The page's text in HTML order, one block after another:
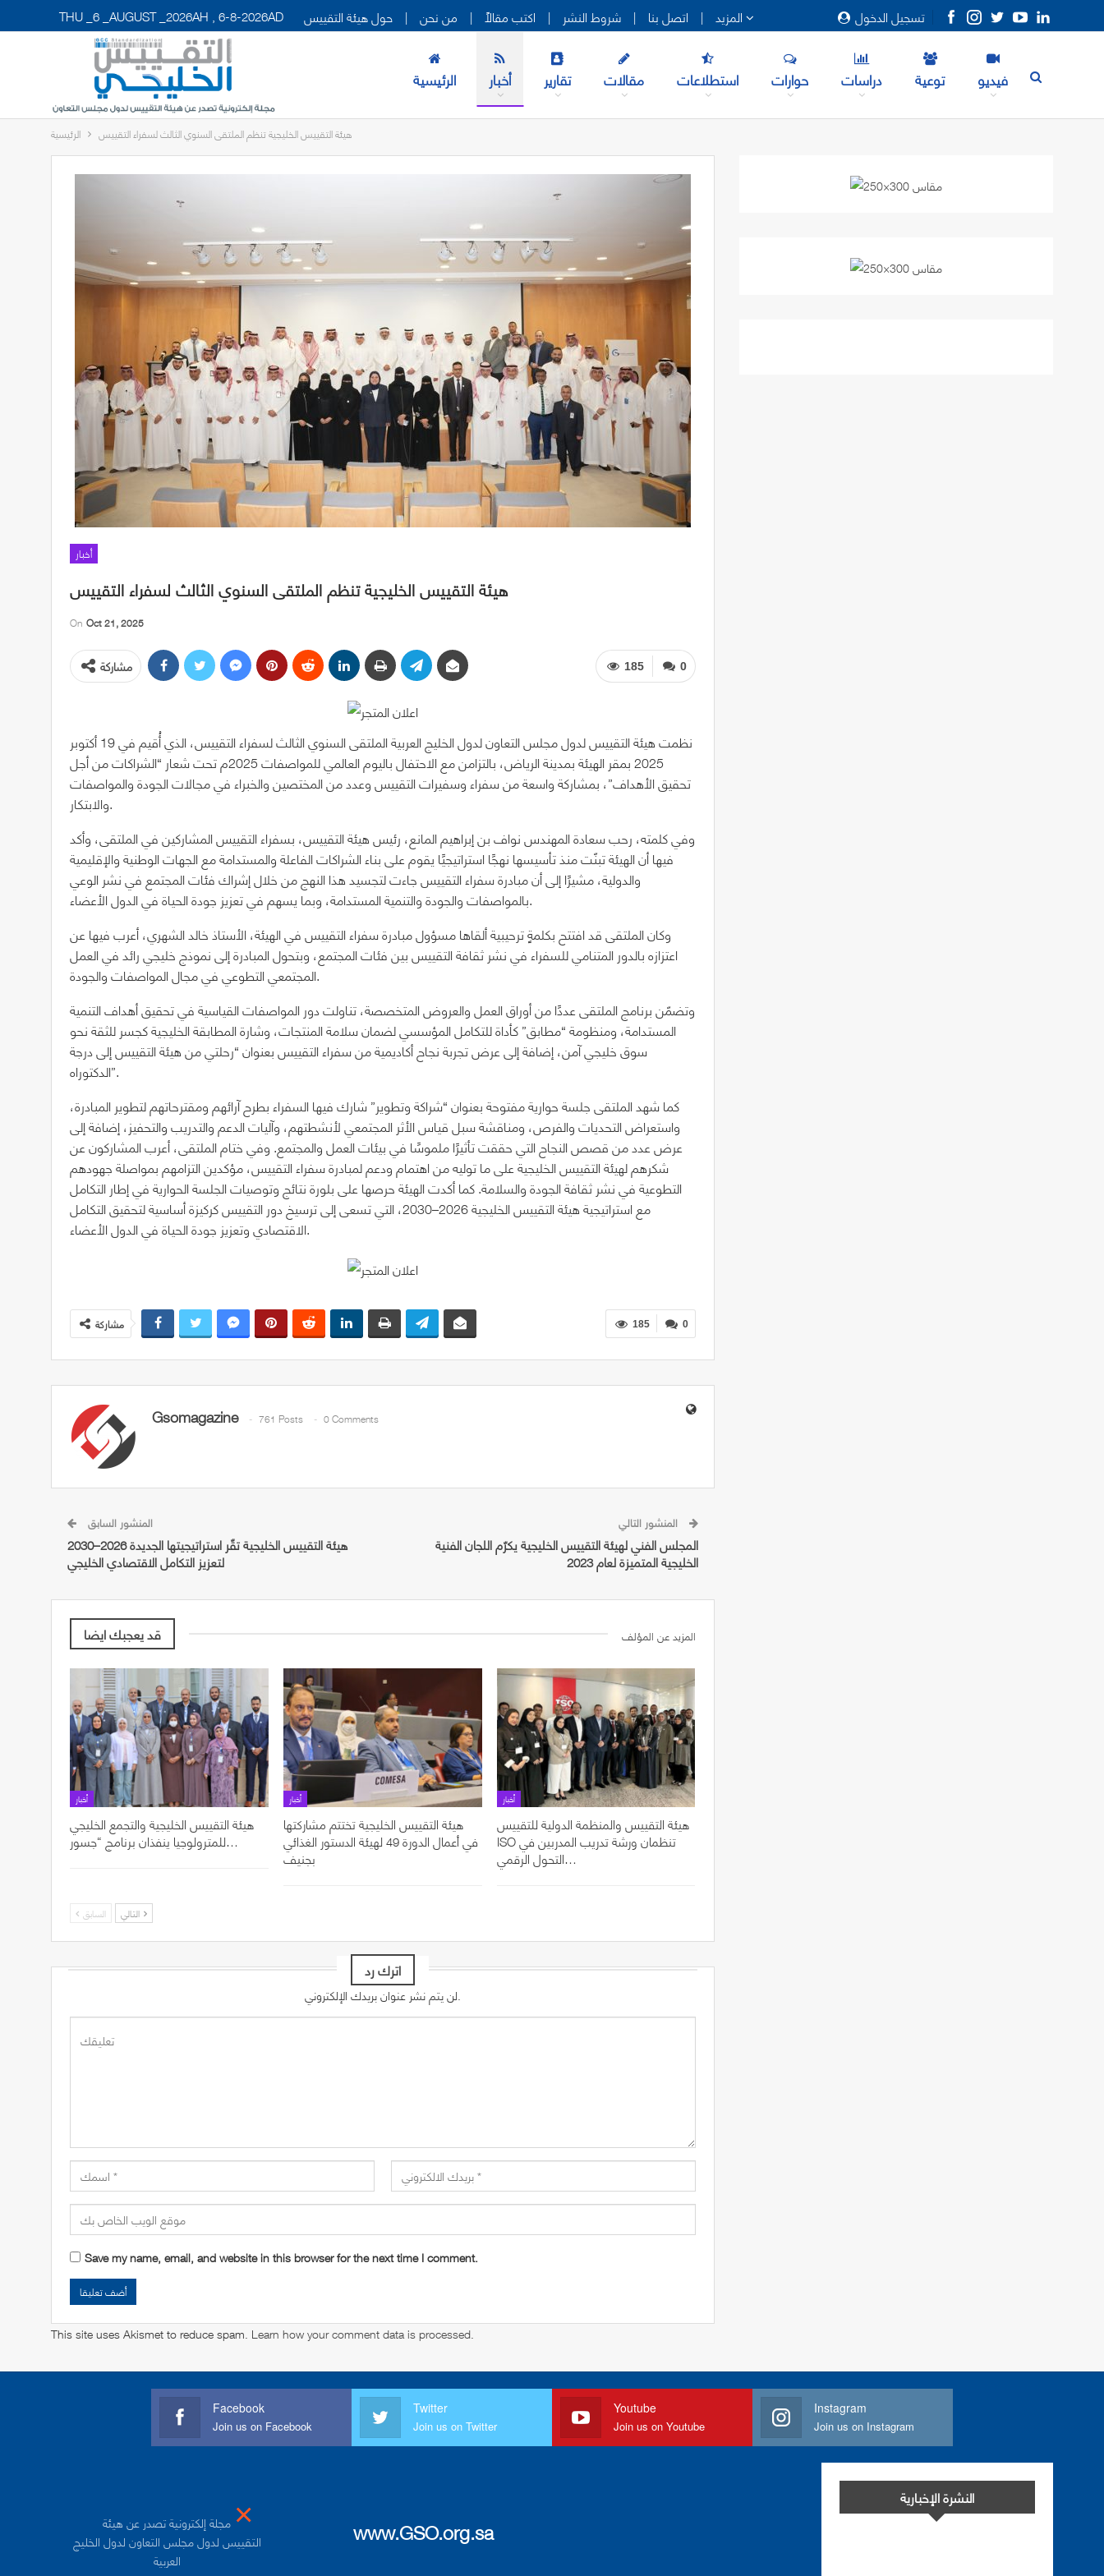
تسجيل الدخول THU _6 _AUGUST _2026AH , 6-8-2026AD حول هيئة التقييس | من نحن | اكتب مقالاً | شروط النشر | اتصل بنا |
الرئيسية أخبار تقارير مقالات استطلاعات حوارات دراسات توعية فيديو
الرئيسية هيئة التقييس الخليجية تنظم الملتقى السنوي الثالث لسفراء التقييس
أخبار
هيئة التقييس الخليجية تنظم الملتقى السنوي الثالث لسفراء التقييس
On Oct 21, 2025
0
185 مشاركة
نظمت هيئة التقييس لدول مجلس التعاون لدول الخليج العربية الملتقى السنوي الثالث لسفراء التقييس، الذي أُقيم في 19 أكتوبر
2025 بمقر الهيئة بمدينة الرياض، بالتزامن مع الاحتفال باليوم العالمي للمواصفات 2025م تحت شعار “الشراكات من أجل
تحقيق الأهداف”، بمشاركة واسعة من سفراء وسفيرات التقييس وعدد من المختصين والخبراء في مجالات الجودة والمواصفات
والابتكار.
وفي كلمته، رحب سعادة المهندس نواف بن إبراهيم المانع، رئيس هيئة التقييس، بسفراء التقييس المشاركين في الملتقى، وأكد
فيها أن الهيئة تبنّت منذ تأسيسها نهجًا استراتيجيًا يقوم على بناء الشراكات الفاعلة والمستدامة مع الجهات الوطنية والإقليمية
والدولية، مشيرًا إلى أن مبادرة سفراء التقييس جاءت لتجسيد هذا النهج من خلال إشراك فئات المجتمع في نشر الوعي
بالمواصفات والجودة والتنمية المستدامة، وبما يسهم في تعزيز جودة الحياة في الدول الأعضاء.
وكان الملتقى قد افتتح بكلمةٍ ترحيبية ألقاها مسؤول مبادرة سفراء التقييس في الهيئة، الأستاذ خالد الشهري، أعرب فيها عن
اعتزازه بالدور المتنامي للسفراء في نشر ثقافة التقييس بين فئات المجتمع، وبتحول المبادرة إلى نموذج خليجي رائد في العمل
المجتمعي التطوعي في مجال المواصفات والجودة.
وتضمّن برنامج الملتقى عددًا من أوراق العمل والعروض المتخصصة، تناولت دور المواصفات القياسية في تحقيق أهداف التنمية
المستدامة، ومنظومة “مطابق” كأداة للتكامل المؤسسي لضمان سلامة المنتجات، وشارة المطابقة الخليجية كجسر للثقة نحو
سوق خليجي آمن، إضافة إلى عرض تجربة نجاح أكاديمية من سفراء التقييس بعنوان “رحلتي من هيئة التقييس إلى درجة
الدكتوراه”.
كما شهد الملتقى جلسة حوارية مفتوحة بعنوان “شراكة وتطوير” شارك فيها السفراء بطرح آرائهم ومقترحاتهم لتطوير المبادرة،
واستعراض التحديات والفرص، ومناقشة سبل قياس الأثر المجتمعي لأنشطتهم، وآليات الدعم والتدريب والتحفيز، إضافة إلى
عرض عدد من قصص النجاح التي حققت تأثيرًا ملموسًا في بيئات العمل والمجتمع. وفي ختام الملتقى، أعرب المشاركون عن
شكرهم لهيئة التقييس الخليجية على ما توليه من اهتمام ودعم لمبادرة سفراء التقييس، مؤكدين التزامهم بمواصلة جهودهم
التطوعية في نشر ثقافة الجودة والسلامة. كما أكدت الهيئة حرصها على بلورة نتائج وتوصيات الجلسة الحوارية في إطار التكامل
مع استراتيجية هيئة التقييس الخليجية 2026–2030، التي تسعى إلى ترسيخ دور التقييس كركيزة أساسية لتحقيق التكامل
الاقتصادي وتعزيز جودة الحياة في الدول الأعضاء.
0
185 مشاركة
Gsomagazine 761 Posts 0 Comments
المنشور السابق
هيئة التقييس الخليجية تقّر استراتيجيتها الجديدة 2026–2030
لتعزيز التكامل الاقتصادي الخليجي
المنشور التالي
المجلس الفني لهيئة التقييس الخليجية يكرّم اللجان الفنية
الخليجية المتميزة لعام 2023
قد يعجبك ايضا المزيد عن المؤلف
أخبار
هيئة التقييس الخليجية والتجمع الخليجي
للمترولوجيا ينفذان برنامج “جسور…
أخبار
هيئة التقييس الخليجية تختتم مشاركتها
في أعمال الدورة 49 لهيئة الدستور الغذائي
بجنيف
أخبار
هيئة التقييس والمنظمة الدولية للتقييس
ISO تنظمان ورشة تدريب المدربين في
التحول الرقمي…
السابق
اترك رد
لن يتم نشر عنوان بريدك الإلكتروني.
Save my name, email, and website in this browser for the next time I comment.
This site uses Akismet to reduce spam. Learn how your comment data is processed.
Facebook
Join us on Facebook
Twitter
Join us on Twitter
Youtube
Join us on Youtube
Instagram
Join us on Instagram
مجلة إلكترونية تصدر عن هيئة
التقييس لدول مجلس التعاون لدول الخليج
العربية
www.GSO.org.sa
النشرة الإخبارية ×